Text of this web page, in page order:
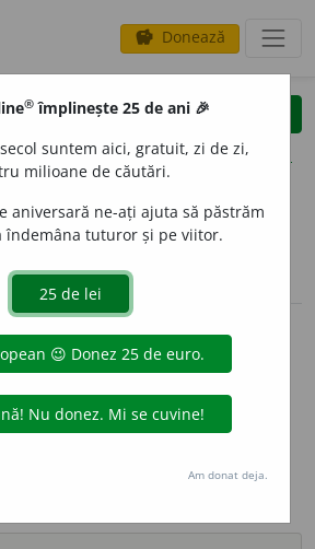
savings Donează
clear
opțiuni
definiții (23)
declinări
definiții sunt compilate de
dexonline. Definițiile
se află pe filadefiniții.
reordona filele pe pagina de
® împlinește 25 de ani 🎉
suntem aici, gratuit, zi de zi,
milioane de căutări.
aniversară ne-ați ajuta să păstrăm
îndemâna tuturor și pe viitor.
Am donat deja.